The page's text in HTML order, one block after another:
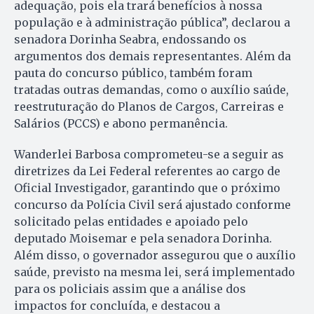
adequação, pois ela trará benefícios à nossa
população e à administração pública”, declarou a
senadora Dorinha Seabra, endossando os
argumentos dos demais representantes. Além da
pauta do concurso público, também foram
tratadas outras demandas, como o auxílio saúde,
reestruturação do Planos de Cargos, Carreiras e
Salários (PCCS) e abono permanência.
Wanderlei Barbosa comprometeu-se a seguir as
diretrizes da Lei Federal referentes ao cargo de
Oficial Investigador, garantindo que o próximo
concurso da Polícia Civil será ajustado conforme
solicitado pelas entidades e apoiado pelo
deputado Moisemar e pela senadora Dorinha.
Além disso, o governador assegurou que o auxílio
saúde, previsto na mesma lei, será implementado
para os policiais assim que a análise dos
impactos for concluída, e destacou a